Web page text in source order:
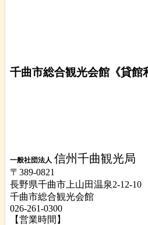
千曲市総合観光会館《貸館
一般社団法人 信州千曲観光局
〒389-0821
長野県千曲市上山田温泉2-12-10
千曲市総合観光会館
026-261-0300
【営業時間】